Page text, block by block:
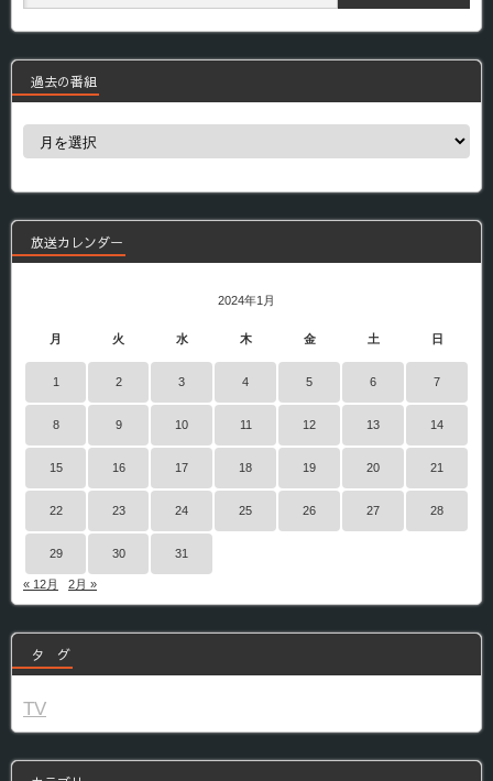
過去の番組
過
組
放送カレンダー
2024年1月
月 火 水 木 金 土 日
1 2 3 4 5 6 7
8 9 10 11 12 13 14
15 16 17 18 19 20 21
22 23 24 25 26 27 28
29 30 31
« 12月 2月 »
タ グ
TV